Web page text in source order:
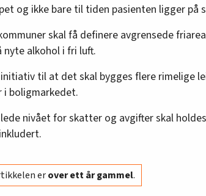
og ikke bare til tiden pasienten ligger på
skal få definere avgrensede
alkohol i fri luft.
initiativ til at det skal bygges flere rimelige
i boligmarkedet.
nivået for skatter og avgifter skal
erover ett år gammel.